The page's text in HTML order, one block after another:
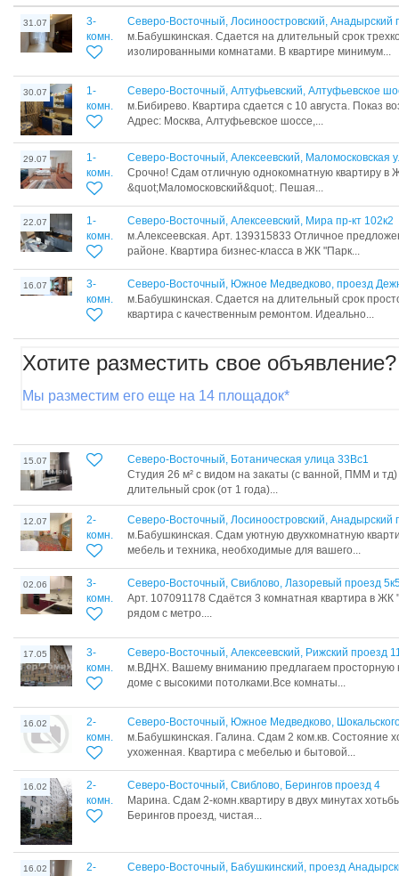
31.07
3-
комн.
Северо-Восточный, Лосиноостровский, Анадырский
м.Бабушкинская. Сдается на длительный срок
изолированными комнатами. В квартире минимум...
30.07
1-
комн.
Северо-Восточный, Алтуфьевский, Алтуфьевское
м.Бибирево. Квартира сдается с 10 августа. Показ
Адрес: Москва, Алтуфьевское шоссе,...
29.07
1-
комн.
Северо-Восточный, Алексеевский, Маломосковская
Срочно! Сдам отличную однокомнатную квартиру в
&quot;Маломосковский&quot;. Пешая...
22.07
1-
комн.
Северо-Восточный, Алексеевский, Мира пр-кт 102к2
м.Алексеевская. Арт. 139315833 Отличное
районе. Квартира бизнес-класса в ЖК "Парк...
16.07
3-
комн.
Северо-Восточный, Южное Медведково, проезд
м.Бабушкинская. Сдается на длительный срок
квартира с качественным ремонтом. Идеально...
Хотите разместить свое объявление?
Мы разместим его еще на 14 площадок*
15.07
Северо-Восточный, Ботаническая улица 33Вс1
Студия 26 м² с видом на закаты (с ванной, ПММ и
длительный срок (от 1 года)...
12.07
2-
комн.
Северо-Восточный, Лосиноостровский, Анадырский
м.Бабушкинская. Сдам уютную двухкомнатную
мебель и техника, необходимые для вашего...
02.06
3-
комн.
Северо-Восточный, Свиблово, Лазоревый проезд
Арт. 107091178 Сдаётся 3 комнатная квартира в ЖК
рядом с метро....
17.05
3-
комн.
Северо-Восточный, Алексеевский, Рижский проезд
м.ВДНХ. Вашему вниманию предлагаем просторную
доме с высокими потолками.Все комнаты...
16.02
2-
комн.
Северо-Восточный, Южное Медведково,
м.Бабушкинская. Галина. Сдам 2 ком.кв. Состояние
ухоженная. Квартира с мебелью и бытовой...
16.02
2-
комн.
Северо-Восточный, Свиблово, Берингов проезд 4
Марина. Сдам 2-комн.квартиру в двух минутах
Берингов проезд, чистая...
16.02
2-
Северо-Восточный, Бабушкинский, проезд